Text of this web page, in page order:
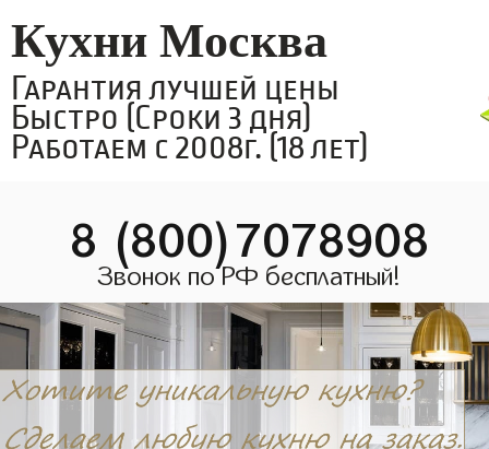
Кухни Москва
Гарантия лучшей цены
Быстро (Сроки 3 дня)
Работаем с 2008г. (18 лет)
8 (800)7078908
Звонок по РФ бесплатный!